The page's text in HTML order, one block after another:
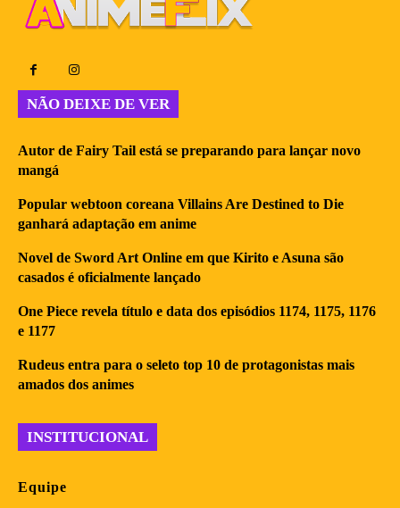
NÃO DEIXE DE VER
Autor de Fairy Tail está se preparando para lançar novo
mangá
Popular webtoon coreana Villains Are Destined to Die
ganhará adaptação em anime
Novel de Sword Art Online em que Kirito e Asuna são
casados é oficialmente lançado
One Piece revela título e data dos episódios 1174, 1175, 1176
e 1177
Rudeus entra para o seleto top 10 de protagonistas mais
amados dos animes
INSTITUCIONAL
Equipe